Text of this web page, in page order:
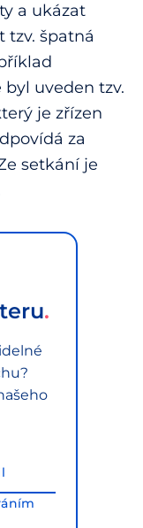
a ukázat
tzv. špatná
uveden tzv.
je zřízen
za
setkání je